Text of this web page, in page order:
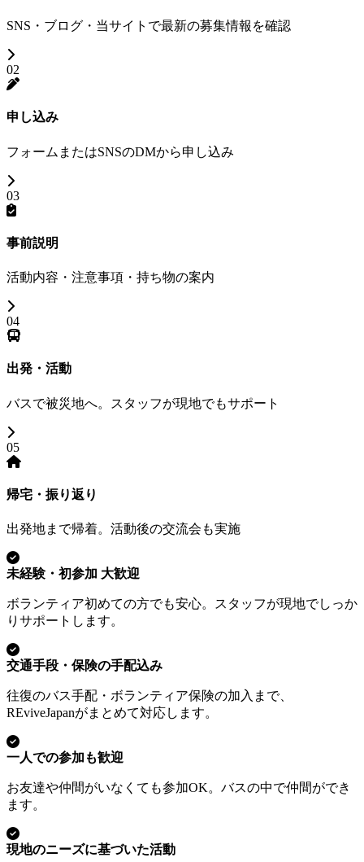
SNS・ブログ・当サイトで最新の募集情報を確認
02
申し込み
フォームまたはSNSのDMから申し込み
03
事前説明
活動内容・注意事項・持ち物の案内
04
出発・活動
バスで被災地へ。スタッフが現地でもサポート
05
帰宅・振り返り
出発地まで帰着。活動後の交流会も実施
未経験・初参加 大歓迎
ボランティア初めての方でも安心。スタッフが現地でしっか
りサポートします。
交通手段・保険の手配込み
往復のバス手配・ボランティア保険の加入まで、
REviveJapanがまとめて対応します。
一人での参加も歓迎
お友達や仲間がいなくても参加OK。バスの中で仲間ができ
ます。
現地のニーズに基づいた活動